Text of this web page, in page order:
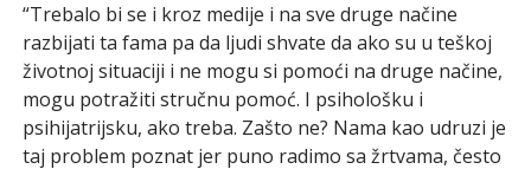
“Trebalo bi se i kroz medije i na sve druge načine
razbijati ta fama pa da ljudi shvate da ako su u teškoj
životnoj situaciji i ne mogu si pomoći na druge načine,
mogu potražiti stručnu pomoć. I psihološku i
psihijatrijsku, ako treba. Zašto ne? Nama kao udruzi je
taj problem poznat jer puno radimo sa žrtvama, često